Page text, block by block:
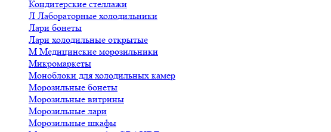
Кондитерские стеллажи
Л Лабораторные холодильники
Лари бонеты
Лари холодильные открытые
М Медицинские морозильники
Микромаркеты
Моноблоки для холодильных камер
Морозильные бонеты
Морозильные витрины
Морозильные лари
Морозильные шкафы